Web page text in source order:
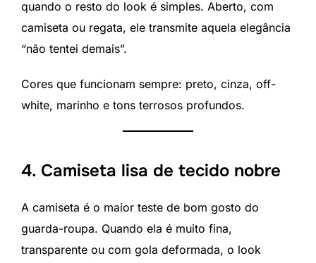
quando o resto do look é simples. Aberto, com
camiseta ou regata, ele transmite aquela elegância
“não tentei demais”.
Cores que funcionam sempre: preto, cinza, off-
white, marinho e tons terrosos profundos.
4. Camiseta lisa de tecido nobre
A camiseta é o maior teste de bom gosto do
guarda-roupa. Quando ela é muito fina,
transparente ou com gola deformada, o look